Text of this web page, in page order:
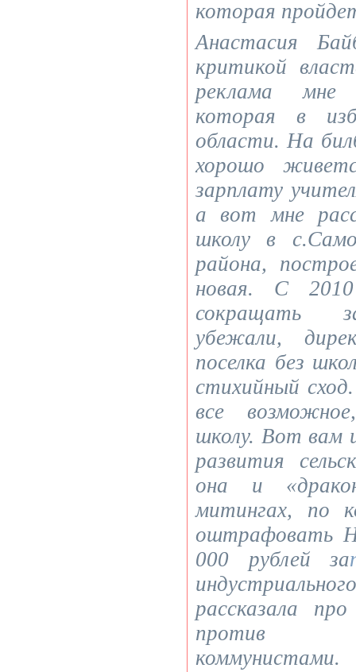
которая
Анастасия
критикой
реклама мне
которая в
области. На
хорошо
зарплату
а вот мне
школу в
района,
новая. С
сокращать
убежали,
поселка без
стихийный
все
школу. Вот вам
развития
она и
митингах, по
оштрафовать
000 рублей за
рассказала
против
коммунистами.